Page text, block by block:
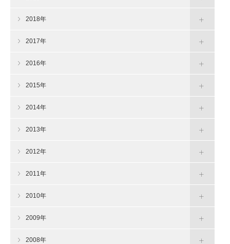
2018年
2017年
2016年
2015年
2014年
2013年
2012年
2011年
2010年
2009年
2008年